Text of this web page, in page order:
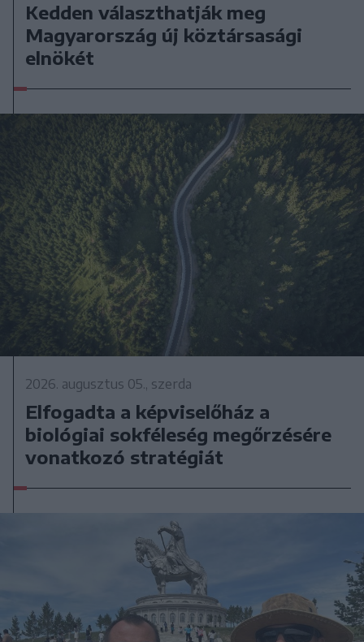
Kedden választhatják meg
Magyarország új köztársasági
elnökét
2026. augusztus 05., szerda
Elfogadta a képviselőház a
biológiai sokféleség megőrzésére
vonatkozó stratégiát